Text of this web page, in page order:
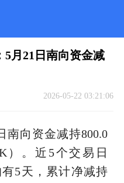
5月21日南向资金减
2026-05-22 03:21:06
南向资金减持800.0
）。近5个交易日
5天，累计净减持